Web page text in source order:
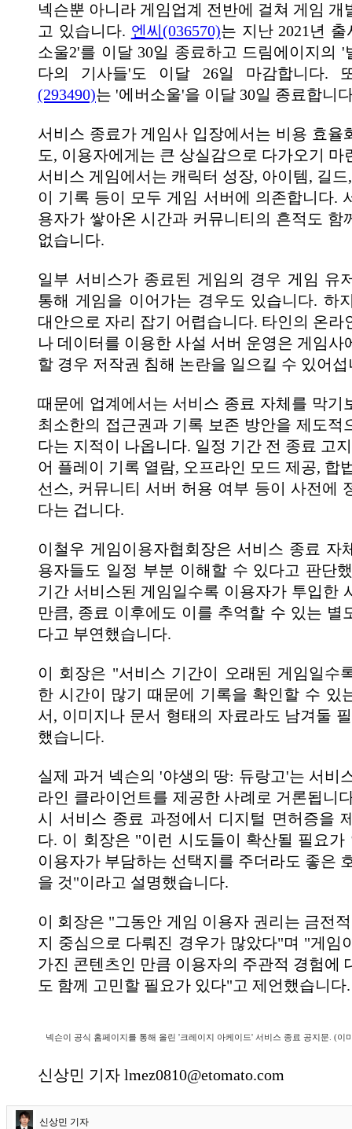
넥슨뿐 아니라 게임업계 전반에 걸쳐 게임 개
고 있습니다. 엔씨(036570)는 지난 2021년
소울2'를 이달 30일 종료하고 드림에이지의 '
다의 기사들'도 이달 26일 마감합니다.
(293490)는 '에버소울'을 이달 30일 종료합니
서비스 종료가 게임사 입장에서는 비용 효율
도, 이용자에게는 큰 상실감으로 다가오기 마
서비스 게임에서는 캐릭터 성장, 아이템, 길
이 기록 등이 모두 게임 서버에 의존합니다.
용자가 쌓아온 시간과 커뮤니티의 흔적도 함
없습니다.
일부 서비스가 종료된 게임의 경우 게임 유
통해 게임을 이어가는 경우도 있습니다. 하
대안으로 자리 잡기 어렵습니다. 타인의 온라
나 데이터를 이용한 사설 서버 운영은 게임사
할 경우 저작권 침해 논란을 일으킬 수 있어섭
때문에 업계에서는 서비스 종료 자체를 막기
최소한의 접근권과 기록 보존 방안을 제도적
다는 지적이 나옵니다. 일정 기간 전 종료 고
어 플레이 기록 열람, 오프라인 모드 제공, 합
선스, 커뮤니티 서버 허용 여부 등이 사전에
다는 겁니다.
이철우 게임이용자협회장은 서비스 종료 자
용자들도 일정 부분 이해할 수 있다고 판단
기간 서비스된 게임일수록 이용자가 투입한
만큼, 종료 이후에도 이를 추억할 수 있는 별
다고 부연했습니다.
이 회장은 "서비스 기간이 오래된 게임일수
한 시간이 많기 때문에 기록을 확인할 수 있
서, 이미지나 문서 형태의 자료라도 남겨둘
했습니다.
실제 과거 넥슨의 '야생의 땅: 듀랑고'는 서비
라인 클라이언트를 제공한 사례로 거론됩니
시 서비스 종료 과정에서 디지털 면허증을
다. 이 회장은 "이런 시도들이 확산될 필요가
이용자가 부담하는 선택지를 주더라도 좋은
을 것"이라고 설명했습니다.
이 회장은 "그동안 게임 이용자 권리는 금전
지 중심으로 다뤄진 경우가 많았다"며 "게임
가진 콘텐츠인 만큼 이용자의 주관적 경험에
도 함께 고민할 필요가 있다"고 제언했습니다.
넥슨이 공식 홈페이지를 통해 올린 '크레이지 아케이드' 서비스 종료 공지문. (이
신상민 기자 lmez0810@etomato.com
신상민 기자